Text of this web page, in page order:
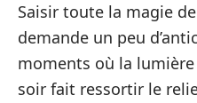
Saisir toute la magie
demande un peu
moments où la
soir fait ressortir le